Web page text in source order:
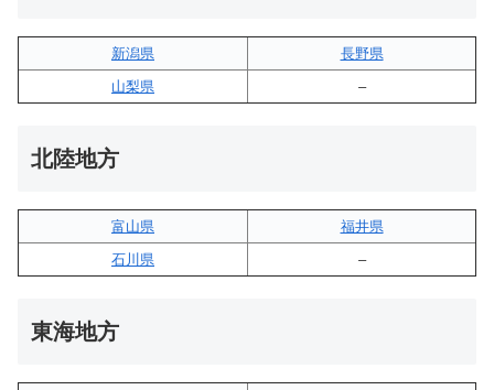
新潟県
長野県
山梨県
–
北陸地方
富山県
福井県
石川県
–
東海地方